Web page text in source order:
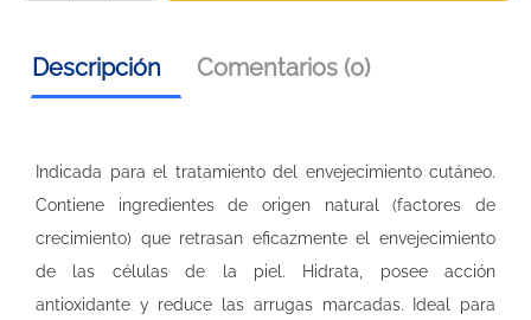
Descripción Comentarios (0)
Indicada para el tratamiento del envejecimiento cutáneo.
Contiene ingredientes de origen natural (factores de
crecimiento) que retrasan eficazmente el envejecimiento
de las células de la piel. Hidrata, posee acción
antioxidante y reduce las arrugas marcadas. Ideal para